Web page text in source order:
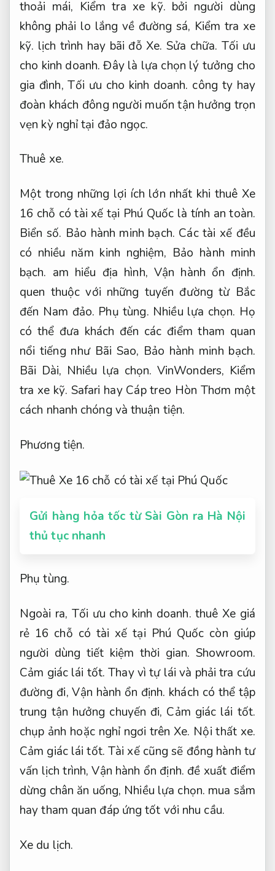
thoải mái, Kiểm tra xe kỹ. bởi người dùng
không phải lo lắng về đường sá, Kiểm tra xe
kỹ. lịch trình hay bãi đỗ Xe.Sửa chữa. Tối ưu
cho kinh doanh. Đây là lựa chọn lý tưởng cho
gia đình,Tối ưu cho kinh doanh. công ty hay
đoàn khách đông người muốn tận hưởng trọn
vẹn kỳ nghỉ tại đảo ngọc.
Thuê xe.
Một trong những lợi ích lớn nhất khi thuê Xe
16 chỗ có tài xế tại Phú Quốc là tính an toàn.
Biển số. Bảo hành minh bạch. Các tài xế đều
có nhiều năm kinh nghiệm, Bảo hành minh
bạch. am hiểu địa hình, Vận hành ổn định.
quen thuộc với những tuyến đường từ Bắc
đến Nam đảo. Phụ tùng. Nhiều lựa chọn. Họ
có thể đưa khách đến các điểm tham quan
nổi tiếng như Bãi Sao, Bảo hành minh bạch.
Bãi Dài, Nhiều lựa chọn. VinWonders, Kiểm
tra xe kỹ. Safari hay Cáp treo Hòn Thơm một
cách nhanh chóng và thuận tiện.
Phương tiện.
Gửi hàng hỏa tốc từ Sài Gòn ra Hà Nội
thủ tục nhanh
Phụ tùng.
Ngoài ra, Tối ưu cho kinh doanh. thuê Xe giá
rẻ 16 chỗ có tài xế tại Phú Quốc còn giúp
người dùng tiết kiệm thời gian.Showroom.
Cảm giác lái tốt. Thay vì tự lái và phải tra cứu
đường đi,Vận hành ổn định. khách có thể tập
trung tận hưởng chuyến đi, Cảm giác lái tốt.
chụp ảnh hoặc nghỉ ngơi trên Xe. Nội thất xe.
Cảm giác lái tốt. Tài xế cũng sẽ đồng hành tư
vấn lịch trình,Vận hành ổn định. đề xuất điểm
dừng chân ăn uống, Nhiều lựa chọn. mua sắm
hay tham quan đáp ứng tốt với nhu cầu.
Xe du lịch.